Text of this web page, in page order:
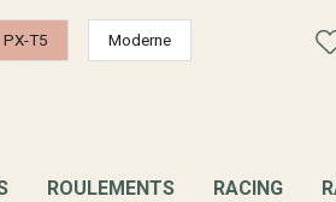
PX-T5 Moderne
ROULEMENTS RACING